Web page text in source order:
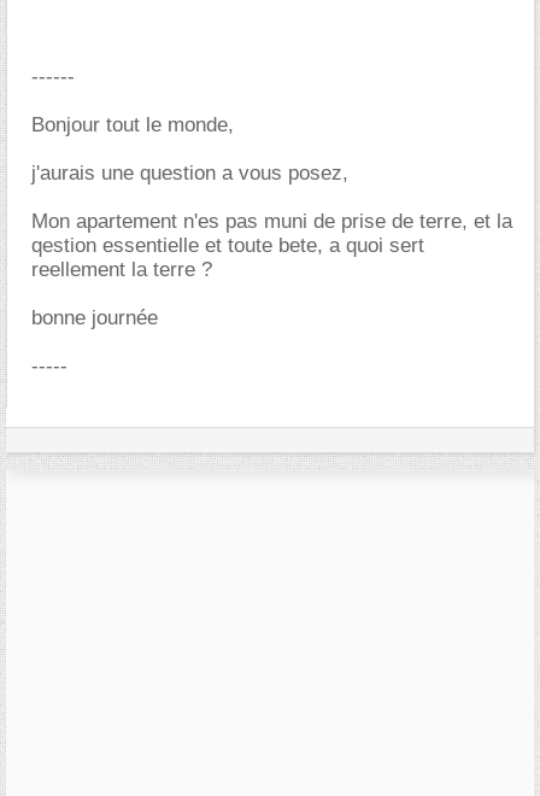
------
Bonjour tout le monde,
j'aurais une question a vous posez,
Mon apartement n'es pas muni de prise de terre, et la
qestion essentielle et toute bete, a quoi sert
reellement la terre ?
bonne journée
-----